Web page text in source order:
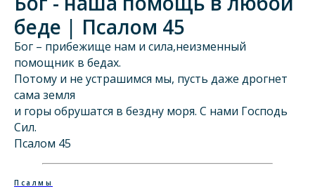
беде | Псалом 45
Бог – прибежище нам и сила,неизменный
помощник в бедах.
Потому и не устрашимся мы, пусть даже дрогнет
сама земля
и горы обрушатся в бездну моря. С нами Господь
Сил.
Псалом 45
Псалмы